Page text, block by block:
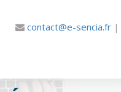
contact@e-sencia.fr |